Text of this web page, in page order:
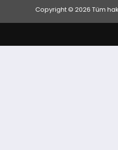
Copyright © 2026 Tüm